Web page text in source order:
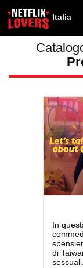
Italia
In
di
sessuali.